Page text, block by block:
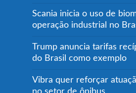
Scania inicia o uso de
operação industrial no
Trump anuncia tarifas
do Brasil como exemplo
Vibra quer reforçar